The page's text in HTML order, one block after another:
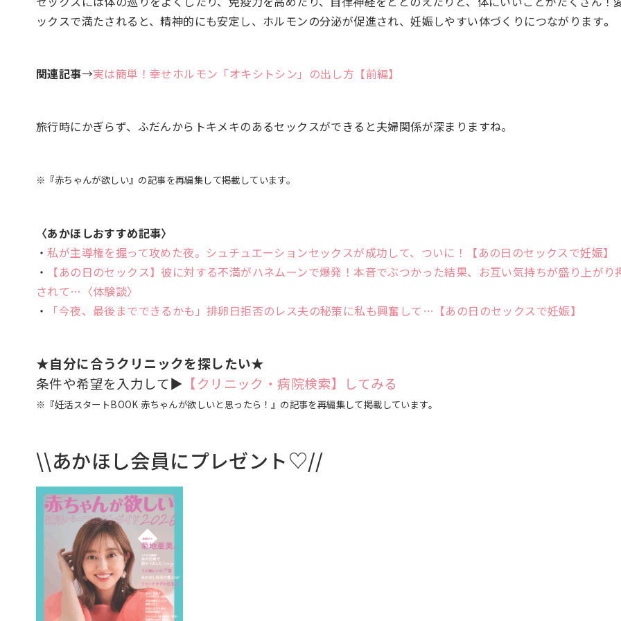
ックスで満たされると、精神的にも安定し、ホルモンの分泌が促進され、妊娠しやすい体づくりにつながります。
関連記事→実は簡単！幸せホルモン「オキシトシン」の出し方【前編】
旅行時にかぎらず、ふだんからトキメキのあるセックスができると夫婦関係が深まりますね。
※『赤ちゃんが欲しい』の記事を再編集して掲載しています。
〈あかほしおすすめ記事〉
・私が主導権を握って攻めた夜。シュチュエーションセックスが成功して、ついに！【あの日のセックスで妊娠】
・
【あの日のセックス】彼に対する不満がハネムーンで爆発！本音でぶつかった結果、お互い気持ちが盛り上がり
されて…〈体験談〉
・
「今夜、最後までできるかも」排卵日拒否のレス夫の秘策に私も興奮して…【あの日のセックスで妊娠】
★自分に合うクリニックを探したい★
条件や希望を入力して▶ 【クリニック・病院検索】してみる
※『妊活スタートBOOK 赤ちゃんが欲しいと思ったら！』の記事を再編集して掲載しています。
\\あかほし会員にプレゼント♡//